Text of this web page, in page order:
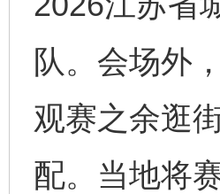
队。会场外
观赛之余逛
配。当地将